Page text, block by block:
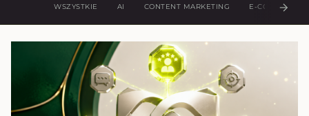
WSZYSTKIE AI CONTENT MARKETING E-COMMERCE